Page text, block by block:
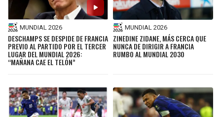
MUNDIAL 2026
DESCHAMPS SE DESPIDE DE FRANCIA
PREVIO AL PARTIDO POR EL TERCER
LUGAR DEL MUNDIAL 2026:
“MAÑANA CAE EL TELÓN”
MUNDIAL 2026
ZINEDINE ZIDANE, MÁS CERCA QUE
NUNCA DE DIRIGIR A FRANCIA
RUMBO AL MUNDIAL 2030